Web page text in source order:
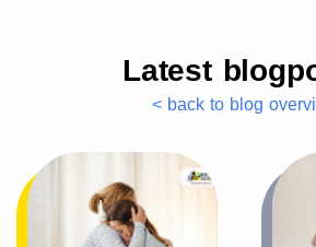
Latest
< back to blog